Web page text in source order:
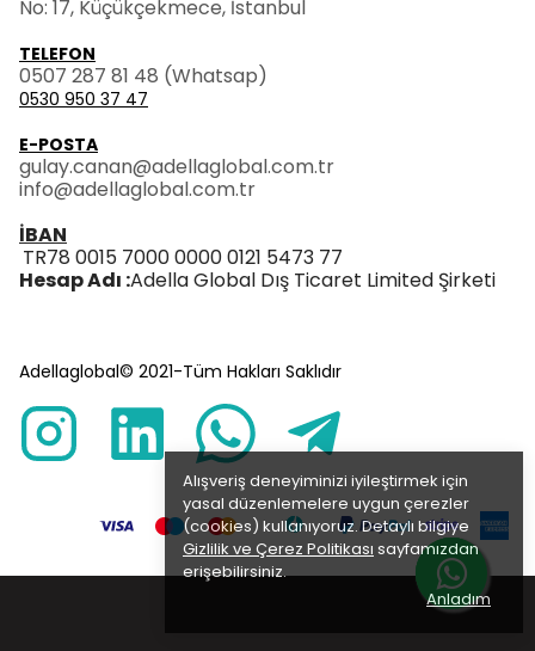
Alışveriş deneyiminizi iyileştirmek için
yasal düzenlemelere uygun çerezler
(cookies) kullanıyoruz. Detaylı bilgiye
Gizlilik ve Çerez Politikası sayfamızdan
erişebilirsiniz.
Anladım
No: 17, Küçükçekmece, İstanbul
TELEFON
0507 287 81 48 (Whatsap)
0530 950 37 47
E-POSTA
gulay.canan@adellaglobal.com.tr
info@adellaglobal.com.tr
İBAN
TR78 0015 7000 0000 0121 5473 77
Hesap Adı :Adella Global Dış Ticaret Limited Şirketi
Adellaglobal© 2021-Tüm Hakları Saklıdır